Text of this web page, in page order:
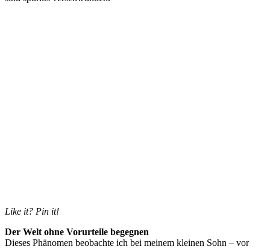
Like it? Pin it!
Der Welt ohne Vorurteile begegnen
Dieses Phänomen beobachte ich bei meinem kleinen Sohn – vor